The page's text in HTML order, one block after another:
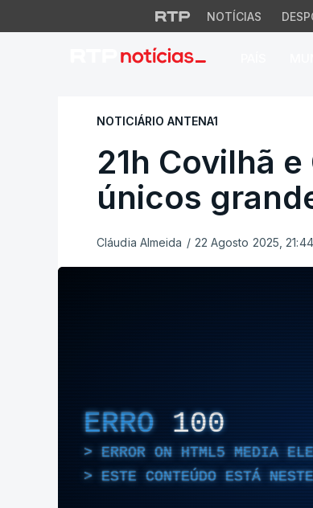
NOTÍCIAS
21h Covilhã e
NOTICIÁRIO ANTENA1
21h Covilhã
únicos
Cláudia Almeida / 22 Agosto 2025, 21:44
ERRO 100
ERROR ON HTML5 MEDIA
ESTE CONTEÚDO ESTÁ